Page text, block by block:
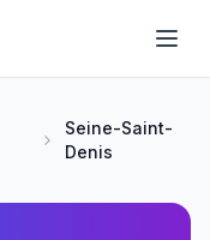
Seine-Saint-
Denis